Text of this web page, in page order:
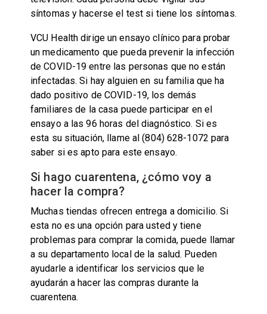
síntomas y hacerse el test si tiene los síntomas.
VCU Health dirige un ensayo clínico para probar
un medicamento que pueda prevenir la infección
de COVID-19 entre las personas que no están
infectadas. Si hay alguien en su familia que ha
dado positivo de COVID-19, los demás
familiares de la casa puede participar en el
ensayo a las 96 horas del diagnóstico. Si es
esta su situación, llame al (804) 628-1072 para
saber si es apto para este ensayo.
Si hago cuarentena, ¿cómo voy a
hacer la compra?
Muchas tiendas ofrecen entrega a domicilio. Si
esta no es una opción para usted y tiene
problemas para comprar la comida, puede llamar
a su departamento local de la salud. Pueden
ayudarle a identificar los servicios que le
ayudarán a hacer las compras durante la
cuarentena.